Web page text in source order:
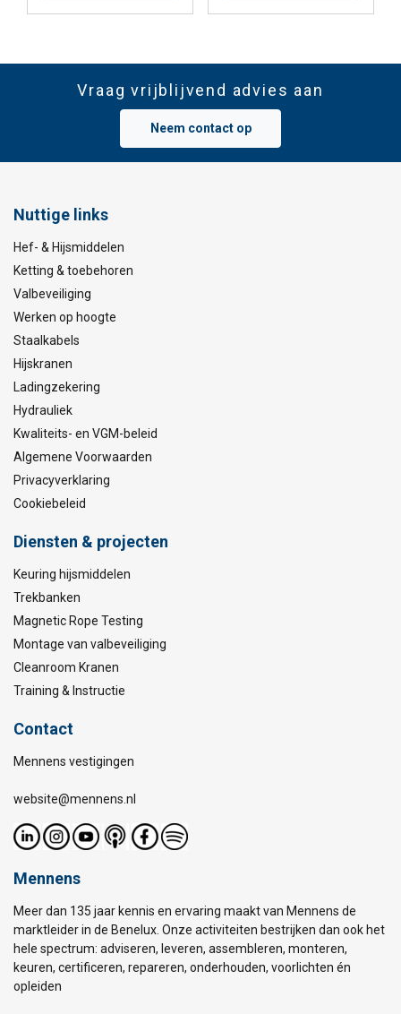
Vraag vrijblijvend advies aan
Neem contact op
Nuttige links
Hef- & Hijsmiddelen
Ketting & toebehoren
Valbeveiliging
Werken op hoogte
Staalkabels
Hijskranen
Ladingzekering
Hydrauliek
Kwaliteits- en VGM-beleid
Algemene Voorwaarden
Privacyverklaring
Cookiebeleid
Diensten & projecten
Keuring hijsmiddelen
Trekbanken
Magnetic Rope Testing
Montage van valbeveiliging
Cleanroom Kranen
Training & Instructie
Contact
Mennens vestigingen
website@mennens.nl
Mennens
Meer dan 135 jaar kennis en ervaring maakt van Mennens de
marktleider in de Benelux. Onze activiteiten bestrijken dan ook het
hele spectrum: adviseren, leveren, assembleren, monteren,
keuren, certificeren, repareren, onderhouden, voorlichten én
opleiden